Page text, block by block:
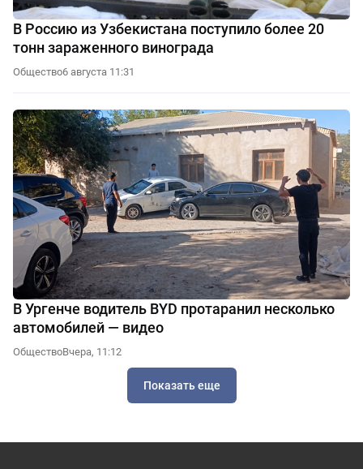
В Россию из Узбекистана поступило более 20
тонн зараженного винограда
Общество6 августа 11:31
В Ургенче водитель BYD протаранил несколько
автомобилей — видео
ОбществоВчера, 11:12
Показать еще